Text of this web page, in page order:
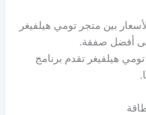
بين متجر تومي هيلفيغر
أفضل صفقة.
تومي هيلفيغر تقدم برنامج